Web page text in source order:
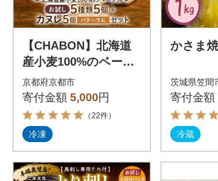
【CHABON】北海道
産小麦100%のベーグ
ル 5種類5個+カヌレ5
個(バターラム)
京都府京都市
寄付金額 5,000円
（22件）
冷凍
かさま
茨城県笠間
寄付金額
冷蔵